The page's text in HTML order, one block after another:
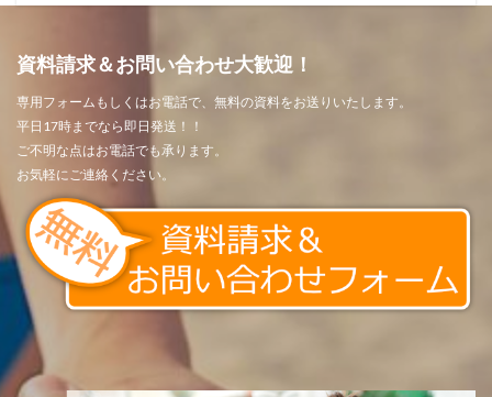
資料請求＆お問い合わせ大歓迎！
専用フォームもしくはお電話で、無料の資料をお送りいたします。
平日17時までなら即日発送！！
ご不明な点はお電話でも承ります。
お気軽にご連絡ください。